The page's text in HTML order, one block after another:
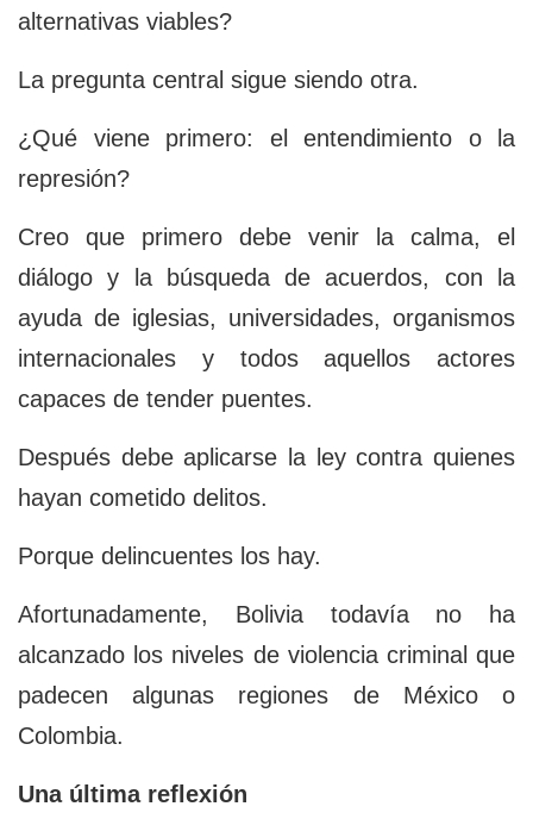
alternativas viables?
La pregunta central sigue siendo otra.
¿Qué viene primero: el entendimiento o la
represión?
Creo que primero debe venir la calma, el
diálogo y la búsqueda de acuerdos, con la
ayuda de iglesias, universidades, organismos
internacionales y todos aquellos actores
capaces de tender puentes.
Después debe aplicarse la ley contra quienes
hayan cometido delitos.
Porque delincuentes los hay.
Afortunadamente, Bolivia todavía no ha
alcanzado los niveles de violencia criminal que
padecen algunas regiones de México o
Colombia.
Una última reflexión